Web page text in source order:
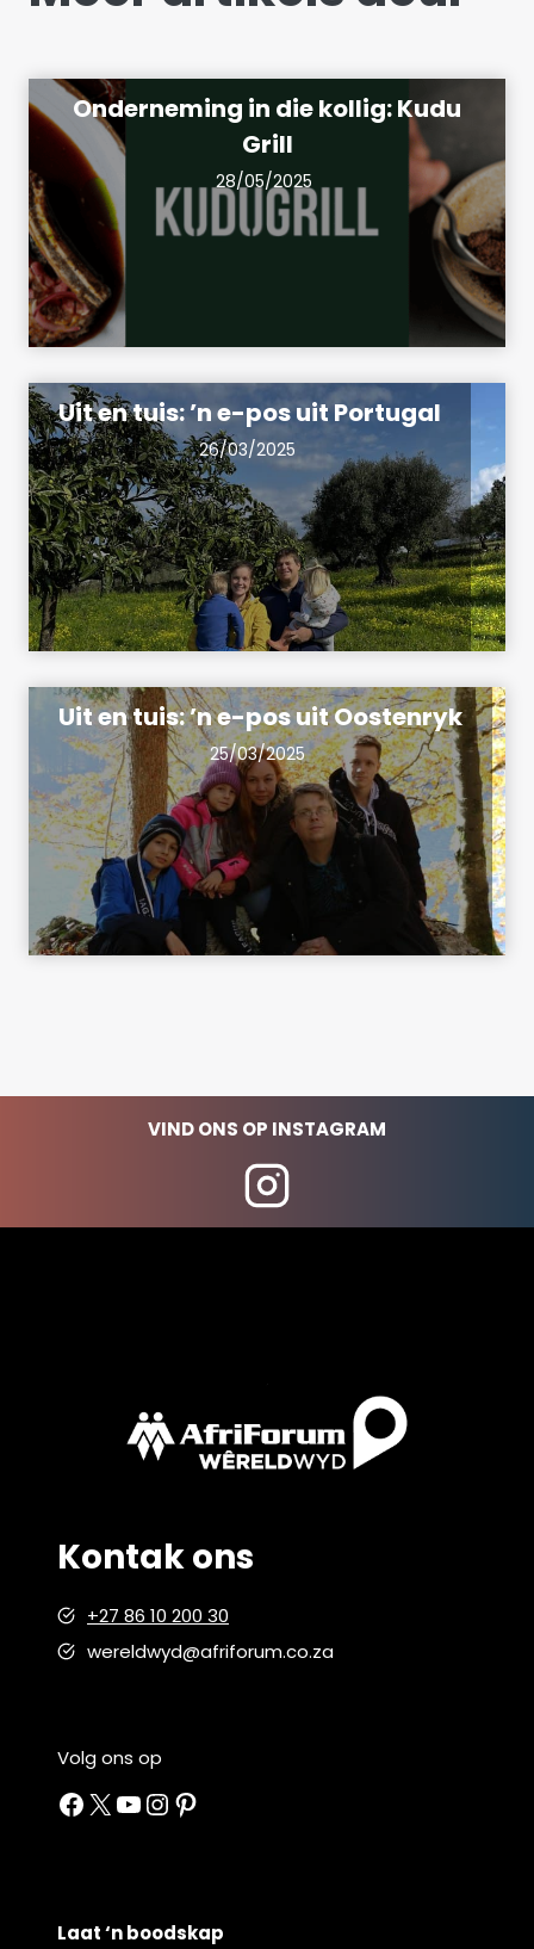
Onderneming in die kollig: Kudu
Grill
28/05/2025
Uit en tuis: ’n e-pos uit Portugal
26/03/2025
Uit en tuis: ’n e-pos uit Oostenryk
25/03/2025
VIND ONS OP INSTAGRAM
Kontak ons
+27 86 10 200 30
wereldwyd@afriforum.co.za
Volg ons op
Facebook
X YouTube
Instagram
Pinterest
Laat ‘n boodskap